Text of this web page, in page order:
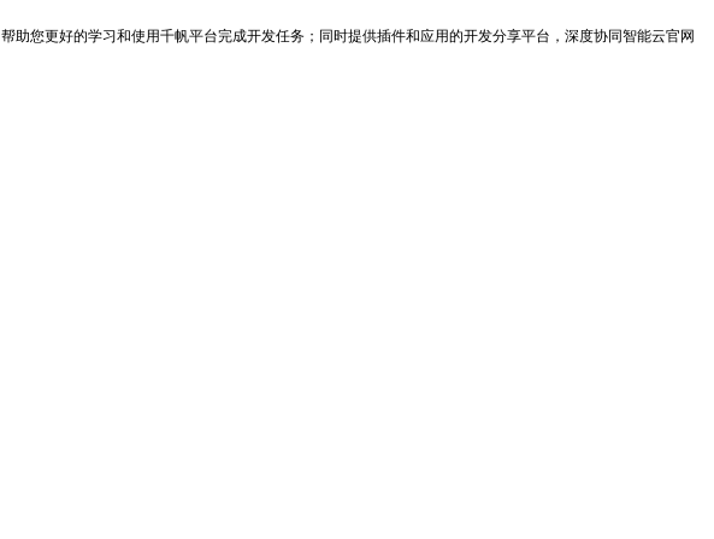
您更好的学习和使用千帆平台完成开发任务；同时提供插件和应用的开发分享平台，深度协同智能云官网